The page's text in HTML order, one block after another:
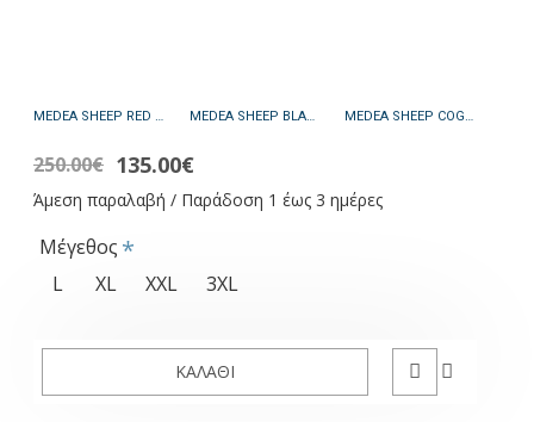
MEDEA SHEEP BLACK - ΑΥΘΕΝΤΙΚΟ ΓΥΝΑΙΚΕΙΟ ΜΑΥΡΟ ΔΕΡΜΑΤΙΝΟ ΜΠΟΥΦΑΝ
Άμεση παραλαβή / Παράδοση 1 έως 3 ημέρες
135.00€
250.00€
Μέγεθος
L
XL XXL 3XL
ΚΑΛΆΘΙ